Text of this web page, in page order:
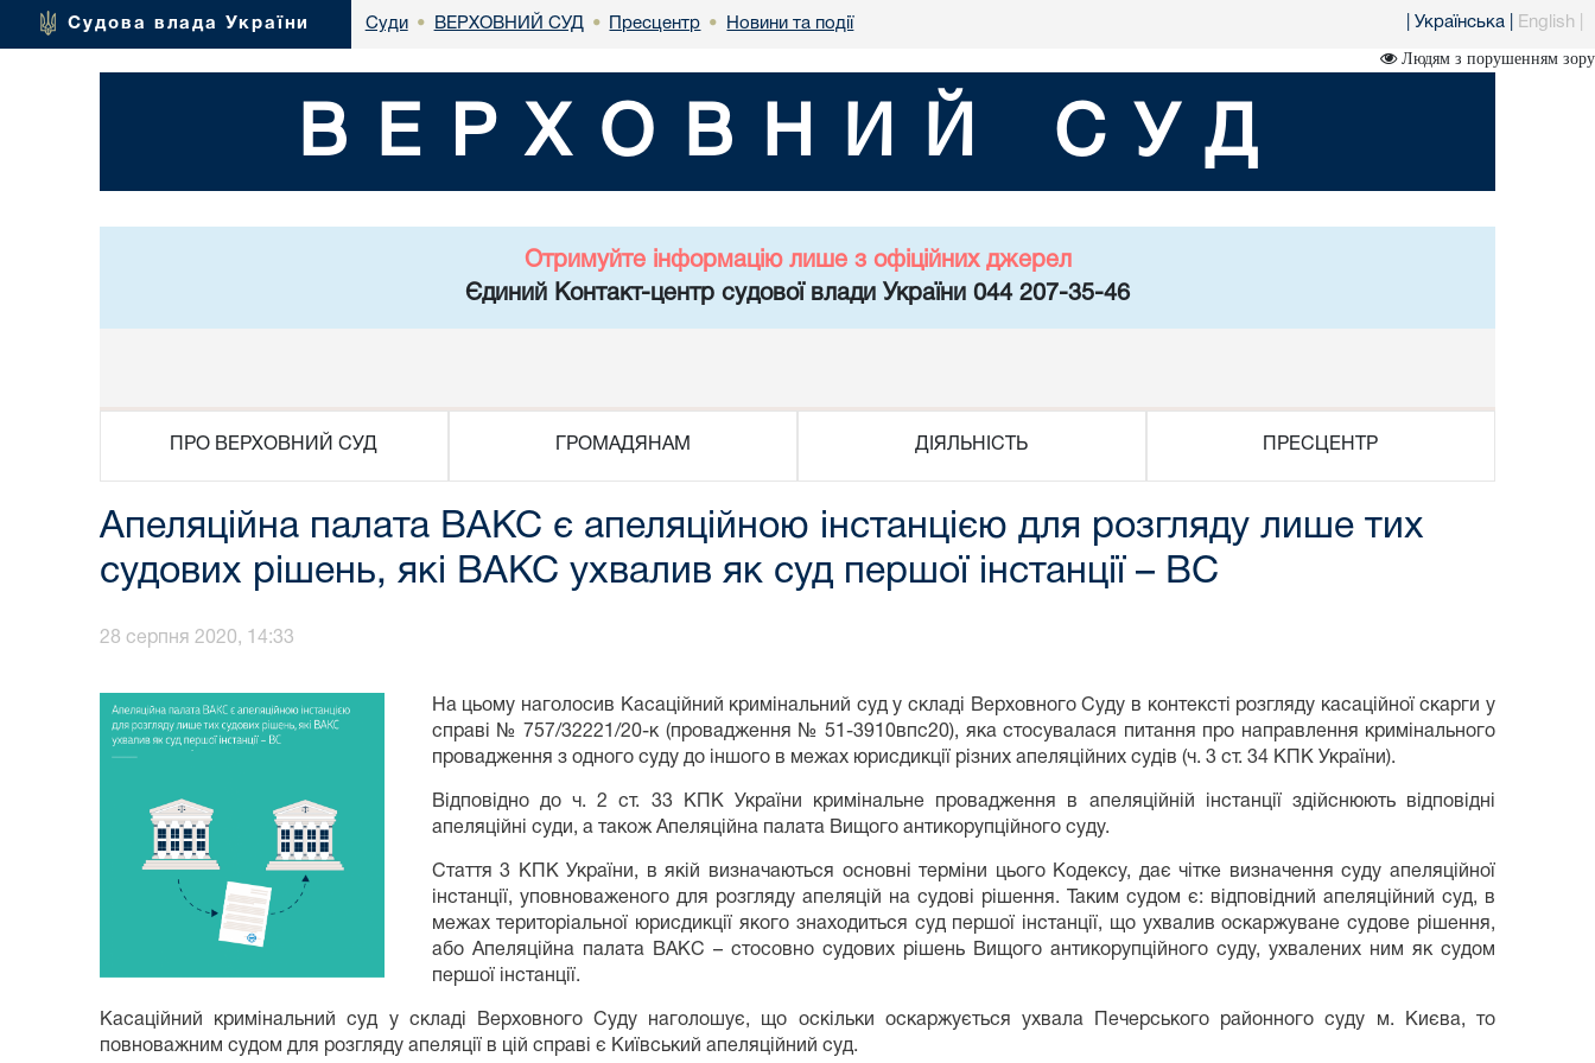
Судова влада України Суди • ВЕРХОВНИЙ СУД • Пресцентр • Новини та події Українська English
Людям з порушенням зору
ВЕРХОВНИЙ СУД
Отримуйте інформацію лише з офіційних джерел
Єдиний Контакт-центр судової влади України 044 207-35-46
ПРО ВЕРХОВНИЙ СУД ГРОМАДЯНАМ ДІЯЛЬНІСТЬ ПРЕСЦЕНТР
Апеляційна палата ВАКС є апеляційною інстанцією для розгляду лише тих
судових рішень, які ВАКС ухвалив як суд першої інстанції – ВС
28 серпня 2020, 14:33
На цьому наголосив Касаційний кримінальний суд у складі Верховного Суду в контексті розгляду касаційної скарги у
справі № 757/32221/20-к (провадження № 51-3910впс20), яка стосувалася питання про направлення кримінального
провадження з одного суду до іншого в межах юрисдикції різних апеляційних судів (ч. 3 ст. 34 КПК України).
Відповідно до ч. 2 ст. 33 КПК України кримінальне провадження в апеляційній інстанції здійснюють відповідні
апеляційні суди, а також Апеляційна палата Вищого антикорупційного суду.
Стаття 3 КПК України, в якій визначаються основні терміни цього Кодексу, дає чітке визначення суду апеляційної
інстанції, уповноваженого для розгляду апеляцій на судові рішення. Таким судом є: відповідний апеляційний суд, в
межах територіальної юрисдикції якого знаходиться суд першої інстанції, що ухвалив оскаржуване судове рішення,
або Апеляційна палата ВАКС – стосовно судових рішень Вищого антикорупційного суду, ухвалених ним як судом
першої інстанції.
Касаційний кримінальний суд у складі Верховного Суду наголошує, що оскільки оскаржується ухвала Печерського районного суду м. Києва, то
повноважним судом для розгляду апеляції в цій справі є Київський апеляційний суд.